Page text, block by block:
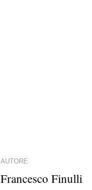
AUTORE
Francesco Finulli